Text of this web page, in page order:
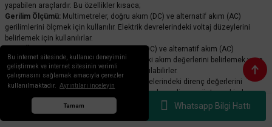
Bu internet sitesinde, kullanıcı deneyimini
geliştirmek ve internet sitesinin verimli
çalışmasını sağlamak amacıyla çerezler
kullanılmaktadır.
Ayrıntıları inceleyin
Tamam Whatsapp Bilgi Hattı
yapabilen araçlardır. Bu özellikler kısaca;
Gerilim Ölçümü: Multimetreler, doğru akım (DC) ve alternatif akım (AC)
gerilimlerini ölçmek için kullanılır. Elektrik devrelerindeki voltaj düzeylerini
belirlemek için kullanılırlar.
Multimetreler, doğru akım (DC) ve alternatif akım (AC)
akımlarını ölçmek için kullanılır. Devrelerdeki akım değerlerini belirlemek veya
akımın akış yönünü tespit etmek için kullanılabilirler.
Direnç Ölçümü:
Multimetreler, elektrik devrelerindeki direnç değerlerini
ölçmek için kullanılır. Direnç, elektrik akımına karşı direnç gösteren bir devre
elemanının özelliğidir. Hatalı veya doğru direnç değerlerini doğrulamak veya
hata ayıklamak için kullanılabilirler.